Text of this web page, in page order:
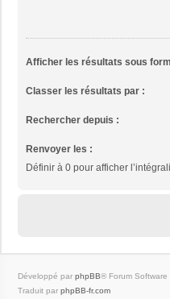
Afficher les résultats sous
Classer les résultats par :
Rechercher depuis :
Renvoyer les :
Définir à 0 pour afficher
Développé par phpBB® Forum
Traduit par phpBB-fr.com